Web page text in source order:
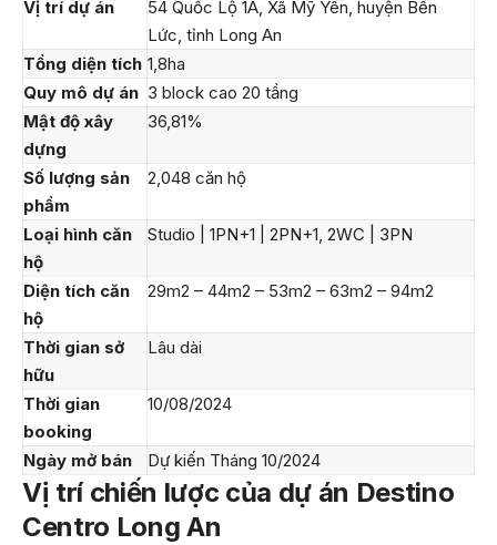
Vị trí dự án
54 Quốc Lộ 1A, Xã Mỹ Yên, huyện Bến
Lức, tỉnh Long An
Tổng diện tích 1,8ha
Quy mô dự án 3 block cao 20 tầng
Mật độ xây
dựng
36,81%
Số lượng sản
phẩm
2,048 căn hộ
Loại hình căn
hộ
Studio | 1PN+1 | 2PN+1, 2WC | 3PN
Diện tích căn
hộ
29m2 – 44m2 – 53m2 – 63m2 – 94m2
Thời gian sở
hữu
Lâu dài
Thời gian
booking
10/08/2024
Ngày mở bán Dự kiến Tháng 10/2024
Vị trí chiến lược của dự án Destino
Centro Long An